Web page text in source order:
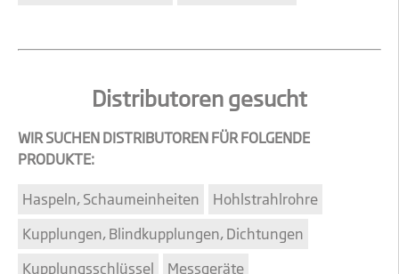
Distributoren gesucht
WIR SUCHEN DISTRIBUTOREN FÜR FOLGENDE
PRODUKTE:
Haspeln, Schaumeinheiten
Hohlstrahlrohre
Kupplungen, Blindkupplungen, Dichtungen
Kupplungsschlüssel
Messgeräte